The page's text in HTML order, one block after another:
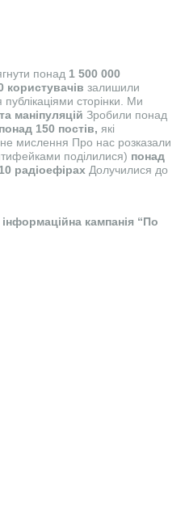
понад 1 500 000
користувачів залишили
сторінки. Ми
маніпуляцій Зробили понад
150 постів, які
мислення Про нас розказали
поділилися) понад
радіоефірах Долучилися до
кампанія “По